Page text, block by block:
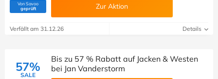
Von Savoo
geprüft(Von Savoo geprüft) Zur Aktion
Verfällt am 31.12.26 Details
57%
SALE
Bis zu 57 % Rabatt auf Jacken & Westen
bei Jan Vanderstorm